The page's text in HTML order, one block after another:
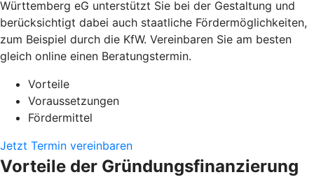
Württemberg eG unterstützt Sie bei der Gestaltung und
berücksichtigt dabei auch staatliche Fördermöglichkeiten,
zum Beispiel durch die KfW. Vereinbaren Sie am besten
gleich online einen Beratungstermin.
Vorteile
Voraussetzungen
Fördermittel
Jetzt Termin vereinbaren
Vorteile der Gründungsfinanzierung